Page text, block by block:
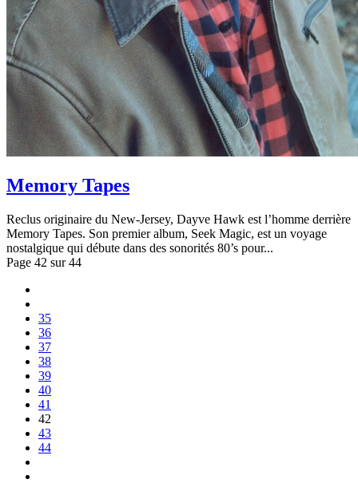
Memory Tapes
Reclus originaire du New-Jersey, Dayve Hawk est l’homme derrière
Memory Tapes. Son premier album, Seek Magic, est un voyage
nostalgique qui débute dans des sonorités 80’s pour...
Page 42 sur 44
35
36
37
38
39
40
41
42
43
44